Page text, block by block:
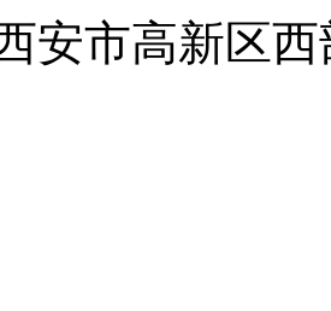
安市高新区西